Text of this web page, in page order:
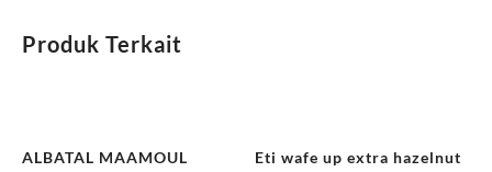
Produk Terkait
ALBATAL MAAMOUL
Eti wafe up extra hazelnut